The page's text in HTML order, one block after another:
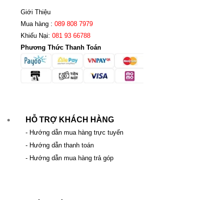
Giới Thiệu
Mua hàng : 089 808 7979
Khiếu Nại: 081 93 66788
Phương Thức Thanh Toán
HỖ TRỢ KHÁCH HÀNG
- Hướng dẫn mua hàng trực tuyến
- Hướng dẫn thanh toán
- Hướng dẫn mua hàng trả góp